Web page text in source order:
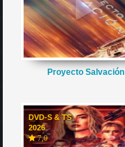
Proyecto Salvación
DVD-S & TS
2026
7,0